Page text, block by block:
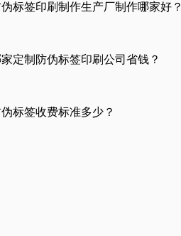
标签印刷制作生产厂制作哪家好？
定制防伪标签印刷公司省钱？
标签收费标准多少？